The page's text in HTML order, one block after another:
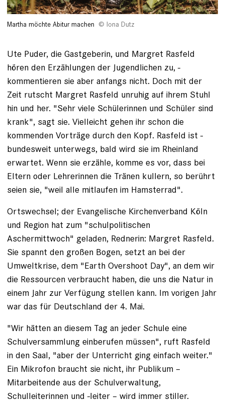
Martha möchte Abitur machen Iona Dutz
Ute Puder, die Gastgeberin, und Margret Rasfeld
hören den Erzählungen der Jugendlichen zu, ­
kommentieren sie aber anfangs nicht. Doch mit der
Zeit rutscht Margret ­Rasfeld ­unruhig auf ihrem Stuhl
hin und her. "Sehr viele ­Schülerinnen und Schüler sind
krank", sagt sie. Vielleicht gehen ihr schon die
kommenden Vorträge durch den Kopf. Rasfeld ist ­
bundesweit ­unterwegs, bald wird sie im Rheinland
erwartet. Wenn sie ­erzähle, komme es vor, dass bei
Eltern oder Lehrerinnen die Tränen kullern, so berührt
seien sie, "weil alle mitlaufen im Hamsterrad".
Ortswechsel; der Evangelische Kirchenverband Köln
und Region hat zum "schul­politischen
Aschermittwoch" geladen, ­Rednerin: Margret Rasfeld.
Sie spannt den großen ­Bogen, setzt an bei der
Umweltkrise, dem "Earth Overshoot Day", an dem wir
die Ressourcen verbraucht haben, die uns die ­Natur in
einem Jahr zur Verfügung stellen kann. Im vorigen Jahr
war das für Deutschland der 4. Mai.
"Wir hätten an diesem Tag an jeder Schule eine
Schulversammlung ­einberufen müssen", ruft Rasfeld
in den Saal, "aber der Unterricht ging einfach weiter."
Ein Mikrofon braucht sie nicht, ihr Publikum –
Mitarbeitende aus der Schulverwaltung,
Schulleiterinnen und -leiter – wird immer stiller.